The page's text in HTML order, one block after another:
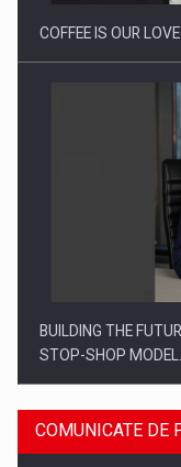
COFFEE IS OUR
BUILDING THE
STOP-SHOP MODEL…
COMUNICATE DE